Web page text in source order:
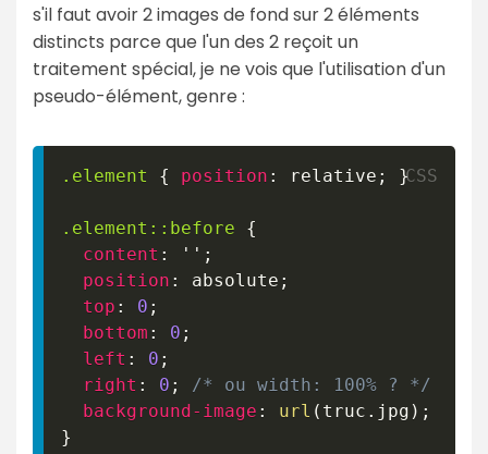
s'il faut avoir 2 images de fond sur 2 éléments
distincts parce que l'un des 2 reçoit un
traitement spécial, je ne vois que l'utilisation d'un
pseudo-élément, genre :
.element { position : relative ; }
.element ::before
{
content : '' ;
position : absolute ;
top : 0 ;
bottom : 0 ;
left : 0 ;
right : 0 ;
/* ou width: 100% ? */
background-image : url ( truc.jpg ) ;
}